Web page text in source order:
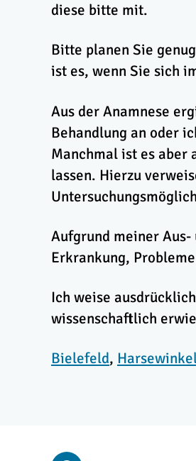
diese bitte mit.
Bitte planen Sie
ist es, wenn Sie sich
Aus der Anamnese
Behandlung an oder
Manchmal ist es aber
lassen. Hierzu
Aufgrund meiner
Erkrankung,
Ich weise
wissenschaftlich
Bielefeld,